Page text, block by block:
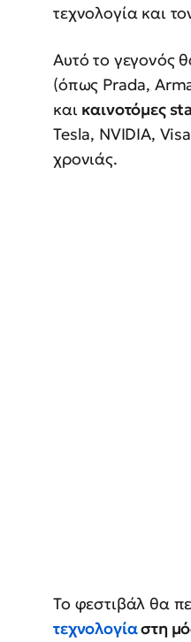
τεχνολογία και
Αυτό το γεγονός
(όπως Prada,
και καινοτόμες
Tesla, NVIDIA,
χρονιάς.
Το φεστιβάλ θα
τεχνολογίαστη